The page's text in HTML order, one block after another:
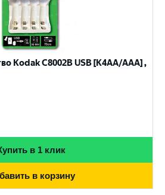
Kodak С8002B USB [K4AA/AAA] ,
в 1 клик
в корзину